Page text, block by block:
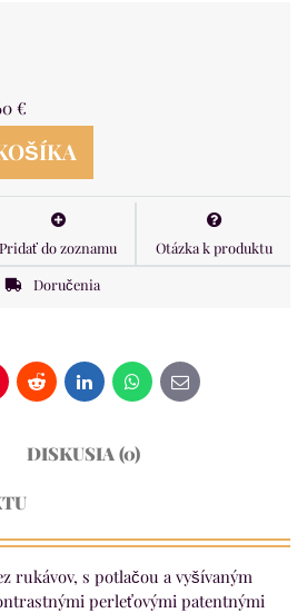
€
Pridať do zoznamu
Otázka k produktu
Doručenia
Reddit LinkedInWhatsApp
E-
mail
DISKUSIA (0)
rukávov, s potlačou a vyšívaným
perleťovými patentnými